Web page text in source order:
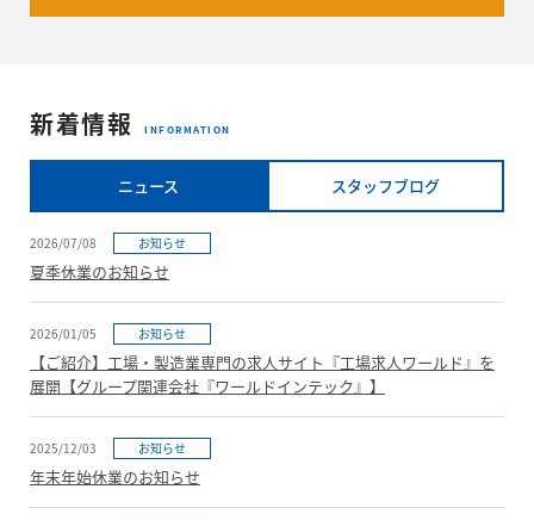
新着情報 INFORMATION
ニュース スタッフブログ
2026/07/08 お知らせ
夏季休業のお知らせ
2026/01/05 お知らせ
【ご紹介】工場・製造業専門の求人サイト『工場求人ワールド』を
展開【グループ関連会社『ワールドインテック』】
2025/12/03 お知らせ
年末年始休業のお知らせ